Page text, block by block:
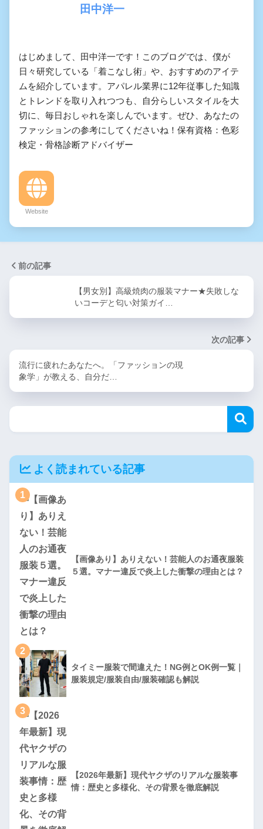
田中洋一
はじめまして、田中洋一です！このブログでは、僕が
日々研究している「着こなし術」や、おすすめのアイテ
ムを紹介しています。アパレル業界に12年従事した知識
とトレンドを取り入れつつも、自分らしいスタイルを大
切に、毎日おしゃれを楽しんでいます。ぜひ、あなたの
ファッションの参考にしてくださいね！保有資格：色彩
検定・骨格診断アドバイザー
Website
前の記事
【男女別】高級焼肉の服装マナー★失敗しな
いコーデと匂い対策ガイ…
次の記事
流行に疲れたあなたへ。「ファッションの現
象学」が教える、自分だ…
よく読まれている記事
1
【画像あり】ありえない！芸能人のお通夜服装
５選。マナー違反で炎上した衝撃の理由とは？
2
タイミー服装で間違えた！NG例とOK例一覧｜
服装規定/服装自由/服装確認も解説
3
【2026年最新】現代ヤクザのリアルな服装事
情：歴史と多様化、その背景を徹底解説